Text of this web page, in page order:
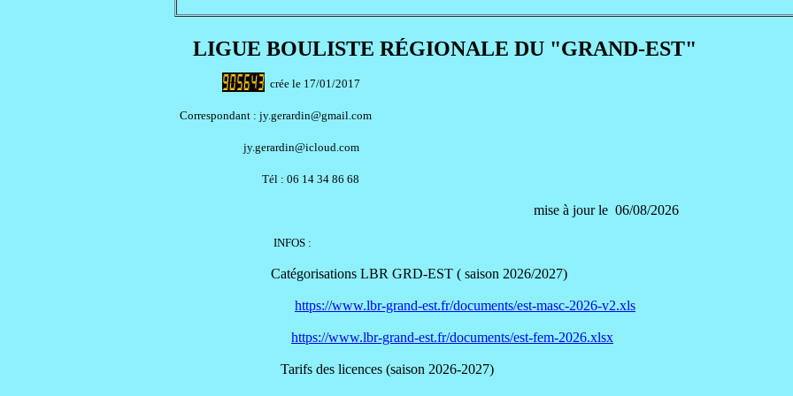
LIGUE BOULISTE RÉGIONALE DU "GRAND-EST"
crée le 17/01/2017
Correspondant : jy.gerardin@gmail.com
jy.gerardin@icloud.com
Tél : 06 14 34 86 68
mise à jour le 06/
INFOS :
Catégorisations LBR GRD-EST ( saison 2026/2027)
https://www.lbr-grand-est.fr/documents/est-masc-2026-v2.xls
https://www.lbr-grand-est.fr/documents/est-fem-2026.xlsx
Tarifs des licences (saison 2026-2027)